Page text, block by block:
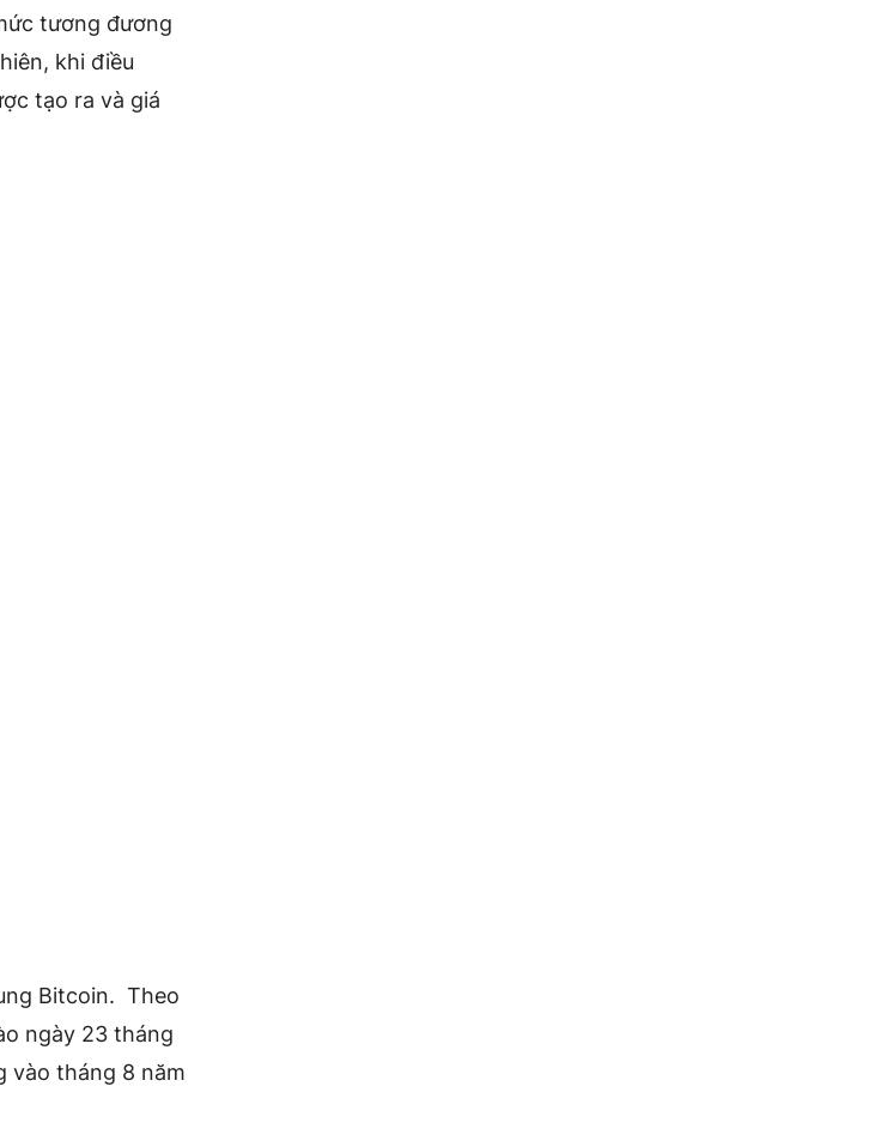
tương đương
khi điều
tạo ra và giá
Bitcoin. Theo
ngày 23 tháng
vào tháng 8 năm